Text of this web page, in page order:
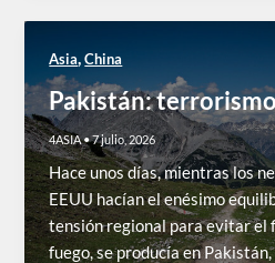
Asia,China
Pakistán:
4ASIA•7 julio, 2026
Hace unos días, mientras los
EEUU hacían el enésimo
tensión regional para evitar el
fuego, se producía en